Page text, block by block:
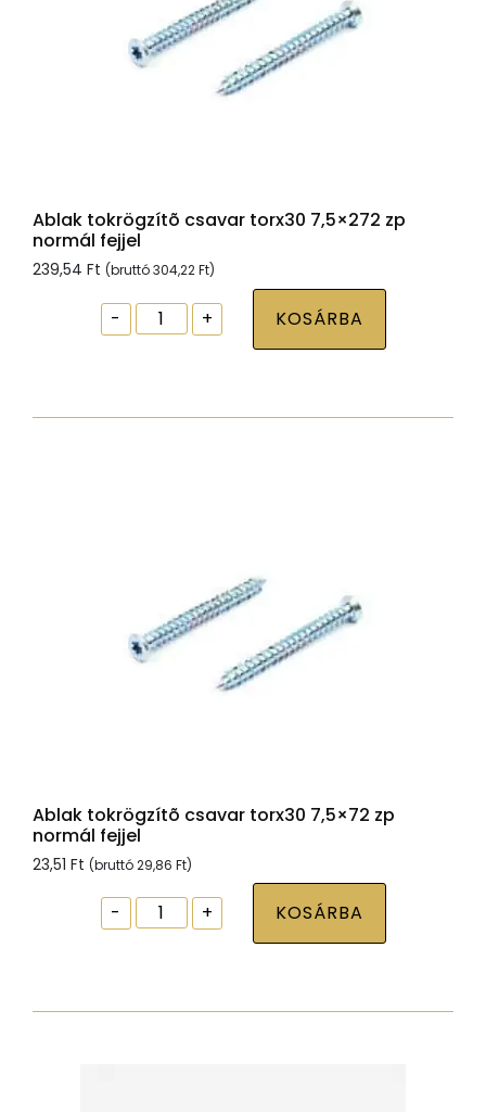
Ablak tokrögzítõ csavar torx30 7,5×272 zp
normál fejjel
239,54 Ft (bruttó304,22Ft)
-
Ablak
tokrögzítõ
7,5x272
+ KOSÁRBA
Ablak tokrögzítõ csavar torx30 7,5×72 zp
normál fejjel
23,51 Ft (bruttó29,86 Ft)
-
Ablak
tokrögzítõ
7,5x72
+ KOSÁRBA